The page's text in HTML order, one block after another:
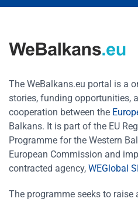
The WeBalkans.eu portal is a
stories, funding opportunities,
cooperation between the
Balkans. It is part of the EU
Programme for the Western
European Commission and
contracted agency, WEGlobal
The programme seeks to raise